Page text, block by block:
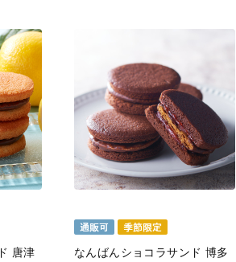
唐津
なんばんショコラサンド 博多